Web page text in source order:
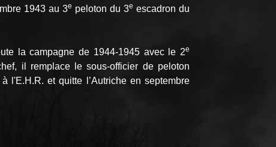
1943 au 3e peloton du 3e escadron du
la campagne de 1944-1945 avec le 2e
il remplace le sous-officier de peloton
l'E.H.R. et quitte l’Autriche en septembre